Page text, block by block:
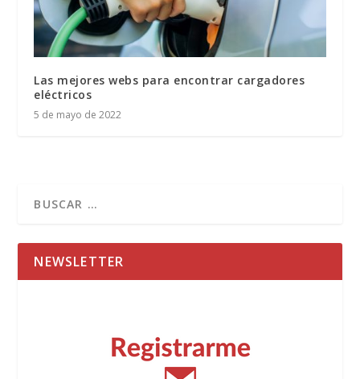
Las mejores webs para encontrar cargadores
eléctricos
5 de mayo de 2022
NEWSLETTER